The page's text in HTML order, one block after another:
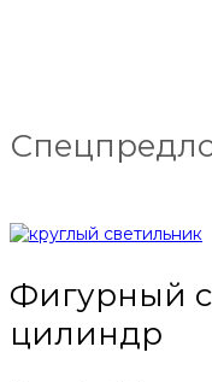
Фигурный
цилиндр